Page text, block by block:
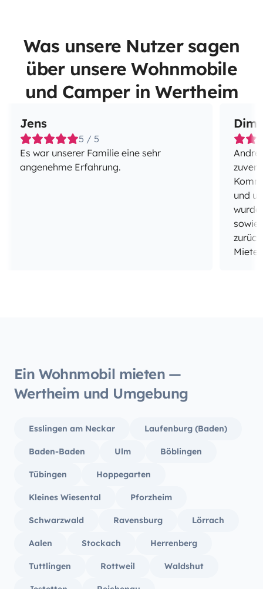
Was unsere Nutzer sagen
über unsere Wohnmobile
und Camper in Wertheim
Jens
5 / 5
Es war unserer Familie eine sehr
angenehme Erfahrung.
und
wurde
sowie
Ein Wohnmobil mieten —
Wertheim und Umgebung
Esslingen am Neckar Laufenburg (Baden)
Baden-Baden Ulm Böblingen
Tübingen Hoppegarten
Kleines Wiesental Pforzheim
Schwarzwald Ravensburg Lörrach
Aalen Stockach Herrenberg
Tuttlingen Rottweil Waldshut